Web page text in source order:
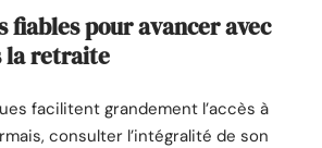
fiables pour avancer avec
la retraite
facilitent grandement l’accès à
consulter l’intégralité de son